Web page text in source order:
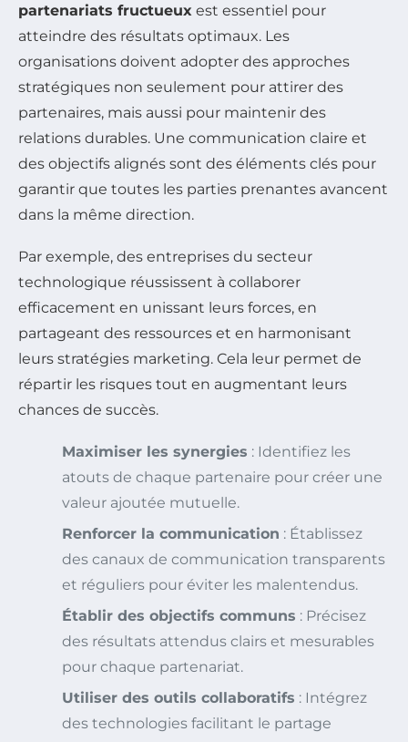
partenariats fructueux est essentiel pour
atteindre des résultats optimaux. Les
organisations doivent adopter des approches
stratégiques non seulement pour attirer des
partenaires, mais aussi pour maintenir des
relations durables. Une communication claire et
des objectifs alignés sont des éléments clés pour
garantir que toutes les parties prenantes avancent
dans la même direction.
Par exemple, des entreprises du secteur
technologique réussissent à collaborer
efficacement en unissant leurs forces, en
partageant des ressources et en harmonisant
leurs stratégies marketing. Cela leur permet de
répartir les risques tout en augmentant leurs
chances de succès.
Maximiser les synergies : Identifiez les
atouts de chaque partenaire pour créer une
valeur ajoutée mutuelle.
Renforcer la communication : Établissez
des canaux de communication transparents
et réguliers pour éviter les malentendus.
Établir des objectifs communs : Précisez
des résultats attendus clairs et mesurables
pour chaque partenariat.
Utiliser des outils collaboratifs : Intégrez
des technologies facilitant le partage